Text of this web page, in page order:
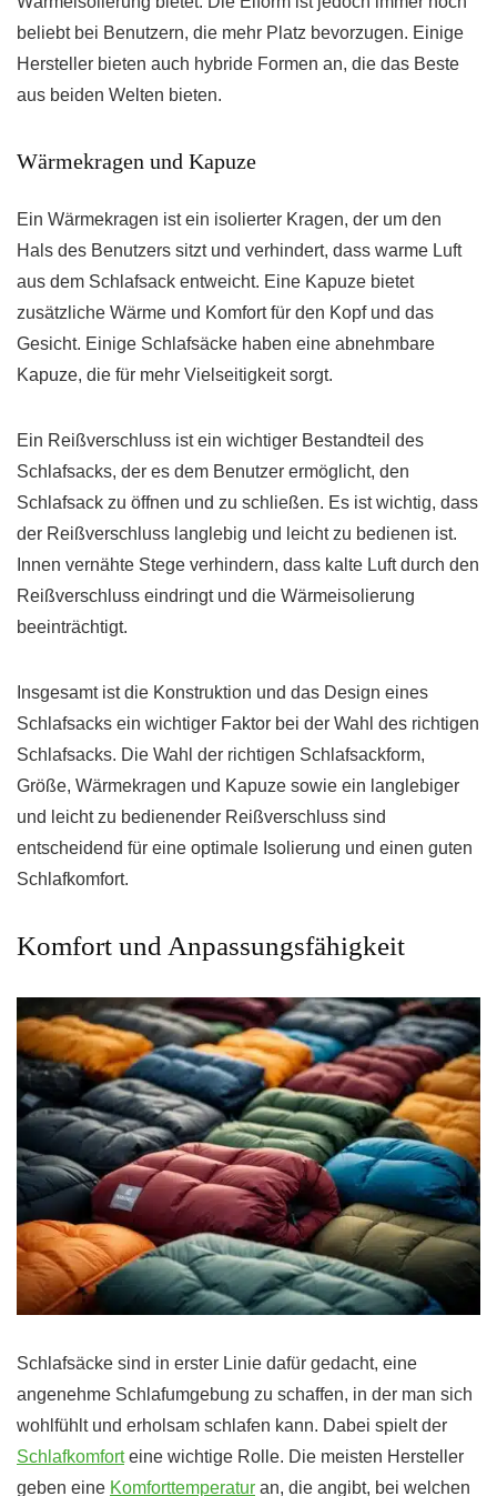
beliebt bei Benutzern, die mehr Platz bevorzugen. Einige
Hersteller bieten auch hybride Formen an, die das Beste
aus beiden Welten bieten.
Wärmekragen und Kapuze
Ein Wärmekragen ist ein isolierter Kragen, der um den
Hals des Benutzers sitzt und verhindert, dass warme Luft
aus dem Schlafsack entweicht. Eine Kapuze bietet
zusätzliche Wärme und Komfort für den Kopf und das
Gesicht. Einige Schlafsäcke haben eine abnehmbare
Kapuze, die für mehr Vielseitigkeit sorgt.
Ein Reißverschluss ist ein wichtiger Bestandteil des
Schlafsacks, der es dem Benutzer ermöglicht, den
Schlafsack zu öffnen und zu schließen. Es ist wichtig, dass
der Reißverschluss langlebig und leicht zu bedienen ist.
Innen vernähte Stege verhindern, dass kalte Luft durch den
Reißverschluss eindringt und die Wärmeisolierung
beeinträchtigt.
Insgesamt ist die Konstruktion und das Design eines
Schlafsacks ein wichtiger Faktor bei der Wahl des richtigen
Schlafsacks. Die Wahl der richtigen Schlafsackform,
Größe, Wärmekragen und Kapuze sowie ein langlebiger
und leicht zu bedienender Reißverschluss sind
entscheidend für eine optimale Isolierung und einen guten
Schlafkomfort.
Komfort und Anpassungsfähigkeit
Schlafsäcke sind in erster Linie dafür gedacht, eine
angenehme Schlafumgebung zu schaffen, in der man sich
wohlfühlt und erholsam schlafen kann. Dabei spielt der
Schlafkomforteine wichtige Rolle. Die meisten Hersteller
geben eine Komforttemperatur an, die angibt, bei welchen